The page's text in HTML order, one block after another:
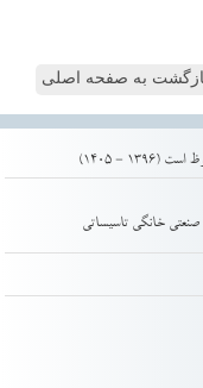
به صفحه اصلی
صنعتی خانگی تاسیساتی